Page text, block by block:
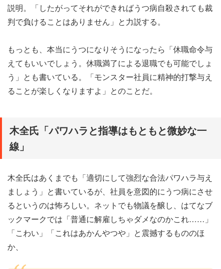
説明。「したがってそれができればうつ病自殺されても裁
判で負けることはありません」と力説する。
もっとも、本当にうつになりそうになったら「休職命令与
えてもいいでしょう。休職満了による退職でも可能でしょ
う」とも書いている。「モンスター社員に精神的打撃与え
ることが楽しくなりますよ」とのことだ。
木全氏「パワハラと指導はもともと微妙な一
線」
木全氏はあくまでも「適切にして強烈な合法パワハラ与え
ましょう」と書いているが、社員を意図的にうつ病にさせ
るというのは怖ろしい。ネットでも物議を醸し、はてなブ
ックマークでは「普通に解雇しちゃダメなのかこれ……」
「こわい」「これはあかんやつや」と震撼するもののほ
か、